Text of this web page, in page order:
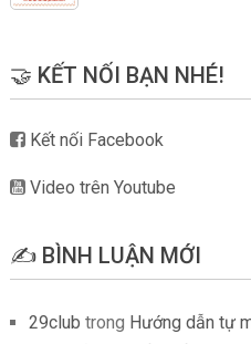
🤝 KẾT NỐI BẠN NHÉ!
Kết nối Facebook
Video trên Youtube
✍️ BÌNH LUẬN MỚI
29club trong Hướng dẫn tự